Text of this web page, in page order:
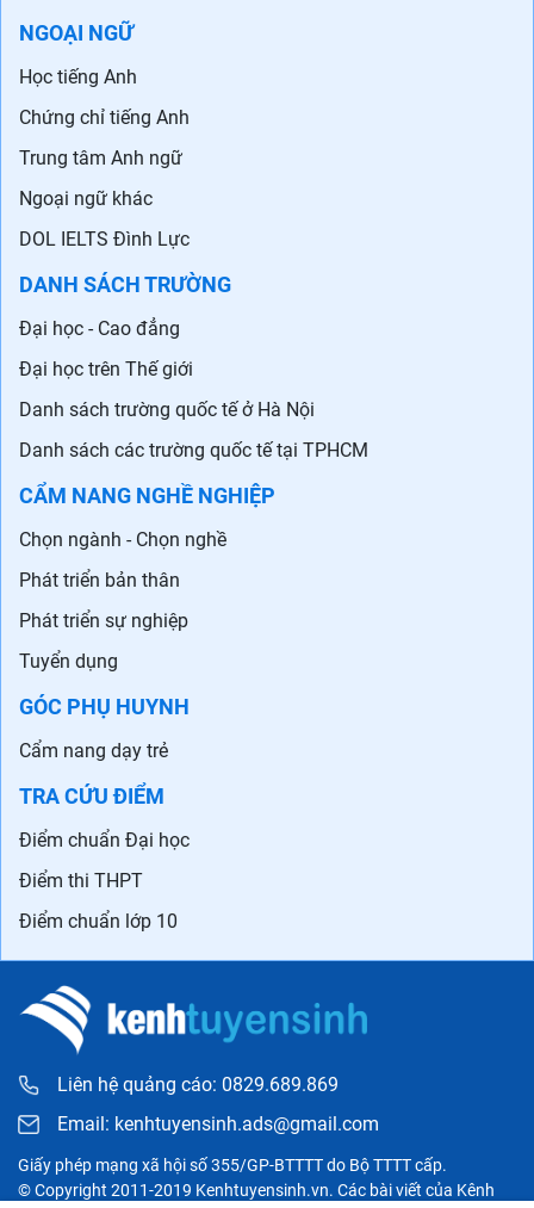
NGOẠI NGỮ
Học tiếng Anh
Chứng chỉ tiếng Anh
Trung tâm Anh ngữ
Ngoại ngữ khác
DOL IELTS Đình Lực
DANH SÁCH TRƯỜNG
Đại học - Cao đẳng
Đại học trên Thế giới
Danh sách trường quốc tế ở Hà Nội
Danh sách các trường quốc tế tại TPHCM
CẨM NANG NGHỀ NGHIỆP
Chọn ngành - Chọn nghề
Phát triển bản thân
Phát triển sự nghiệp
Tuyển dụng
GÓC PHỤ HUYNH
Cẩm nang dạy trẻ
TRA CỨU ĐIỂM
Điểm chuẩn Đại học
Điểm thi THPT
Điểm chuẩn lớp 10
Liên hệ quảng cáo: 0829.689.869
Email: kenhtuyensinh.ads@gmail.com
Giấy phép mạng xã hội số 355/GP-BTTTT do Bộ TTTT cấp.
© Copyright 2011-2019 Kenhtuyensinh.vn. Các bài viết của Kênh